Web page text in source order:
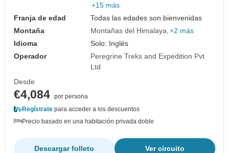
+15 más
Franja de edad
Todas las edades son bienvenidas
Montaña
Montañas del Himalaya +2 más
Idioma
Solo: Inglés
Operador
Peregrine Treks and Expedition Pvt
Ltd
Desde
€4,084 por persona
Regístrate para acceder a los descuentos
Precio basado en una habitación privada doble
Ver circuito
Descargar folleto